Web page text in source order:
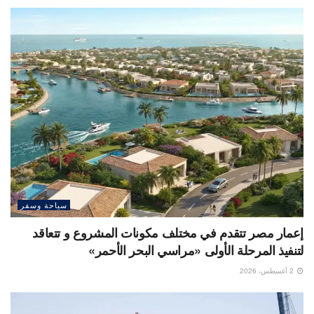
سياحة وسفر
إعمار مصر تتقدم في مختلف مكونات المشروع و تتعاقد
لتنفيذ المرحلة الأولى «مراسي البحر الأحمر»